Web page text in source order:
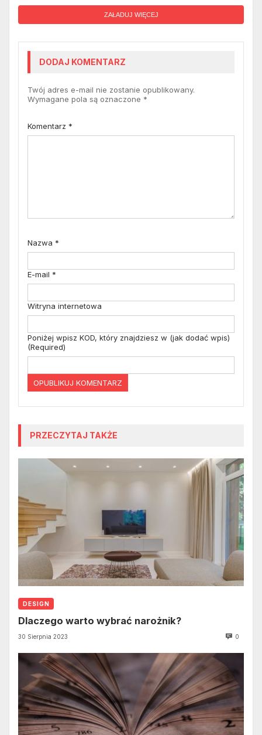
ZAŁADUJ WIĘCEJ
DODAJ KOMENTARZ
Twój adres e-mail nie zostanie opublikowany.
Wymagane pola są oznaczone *
Komentarz *
Nazwa *
E-mail *
Witryna internetowa
Poniżej wpisz KOD, który znajdziesz w (jak dodać wpis)
(Required)
PRZECZYTAJ TAKŻE
DESIGN
Dlaczego warto wybrać narożnik?
30 Sierpnia 2023 0